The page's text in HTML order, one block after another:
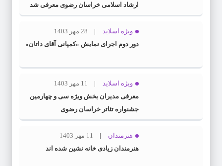
ارشاد اسلامی خراسان رضوی معرفی شد
ویژه اسلاید
28 مهر 1403
دور دوم اجرای نمایش «کمپانی آقای داتان»
ویژه اسلاید
11 مهر 1403
معرفی مدیران بخش ویژه سی و چهارمین
جشنواره تئاتر خراسان رضوی
هنرمندان
11 مهر 1403
هنرمندان زیادی خانه نشین شده اند